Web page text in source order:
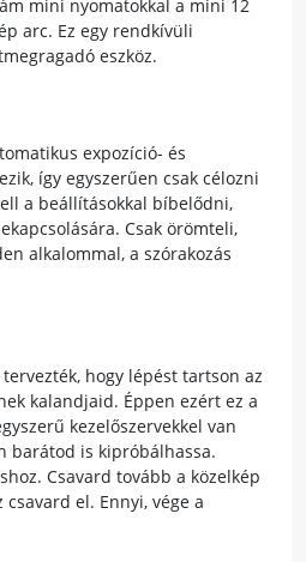
mini nyomatokkal a mini 12
arc. Ez egy rendkívüli
eszköz.
expozíció- és
így egyszerűen csak célozni
a beállításokkal bíbelődni,
Csak örömteli,
alkalommal, a szórakozás
hogy lépést tartson az
kalandjaid. Éppen ezért ez a
kezelőszervekkel van
barátod is kipróbálhassa.
Csavard tovább a közelkép
el. Ennyi, vége a